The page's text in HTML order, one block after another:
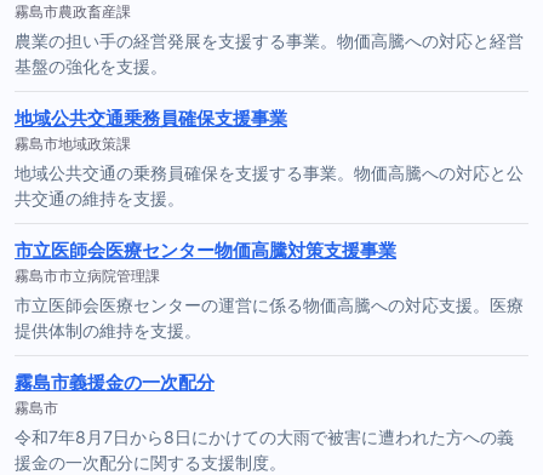
霧島市農政畜産課
農業の担い手の経営発展を支援する事業。物価高騰への対応と経営
基盤の強化を支援。
地域公共交通乗務員確保支援事業
霧島市地域政策課
地域公共交通の乗務員確保を支援する事業。物価高騰への対応と公
共交通の維持を支援。
市立医師会医療センター物価高騰対策支援事業
霧島市市立病院管理課
市立医師会医療センターの運営に係る物価高騰への対応支援。医療
提供体制の維持を支援。
霧島市義援金の一次配分
霧島市
令和7年8月7日から8日にかけての大雨で被害に遭われた方への義
援金の一次配分に関する支援制度。